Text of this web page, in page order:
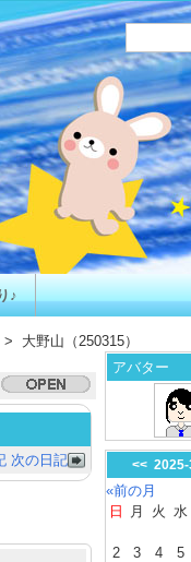
♪
> 大野山（250315）
次の日記
アバター
<< 2025-
«前の月
日
月 火 水
2 3 4
5